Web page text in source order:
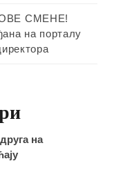
СМЕНЕ!
на порталу
на